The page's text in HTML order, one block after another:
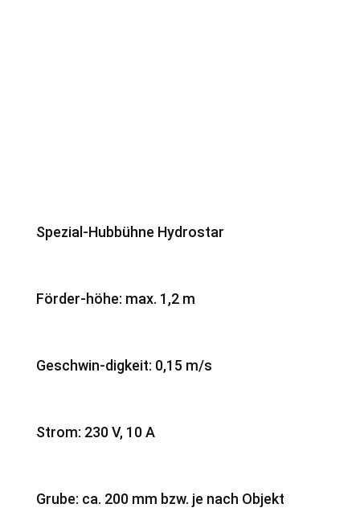
Spezial-Hubbühne Hydrostar
Förder-höhe: max. 1,2 m
Geschwin-digkeit: 0,15 m/s
Strom: 230 V, 10 A
Grube: ca. 200 mm bzw. je nach Objekt